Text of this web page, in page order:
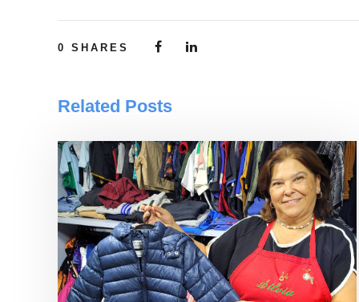
0 SHARES
Related Posts